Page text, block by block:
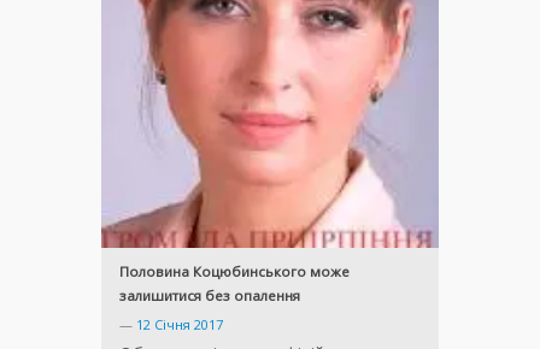
Половина Коцюбинського може
залишитися без опалення
— 12 Січня 2017